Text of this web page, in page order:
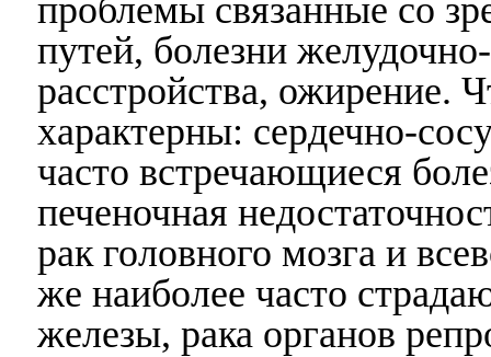
проблемы связанные со
путей, болезни
расстройства, ожирение.
характерны: сердечно-
часто встречающиеся
печеночная
рак головного мозга и
же наиболее часто
железы, рака органов